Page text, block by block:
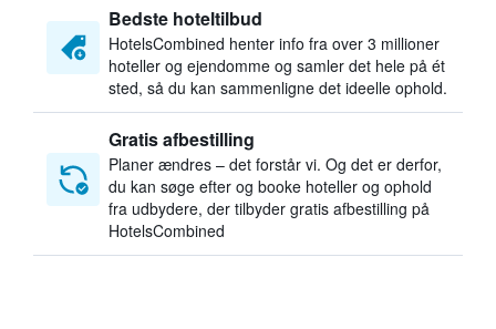
Bedste hoteltilbud
HotelsCombined henter info fra over 3 millioner
hoteller og ejendomme og samler det hele på ét
sted, så du kan sammenligne det ideelle ophold.
Gratis afbestilling
Planer ændres – det forstår vi. Og det er derfor,
du kan søge efter og booke hoteller og ophold
fra udbydere, der tilbyder gratis afbestilling på
HotelsCombined